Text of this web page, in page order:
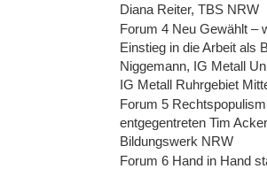
Diana Reiter, TBS NRW
Forum 4 Neu Gewählt –
Einstieg in die Arbeit als
Niggemann, IG Metall
IG Metall Ruhrgebiet
Forum 5
entgegentreten Tim
Bildungswerk NRW
Forum 6 Hand in Hand